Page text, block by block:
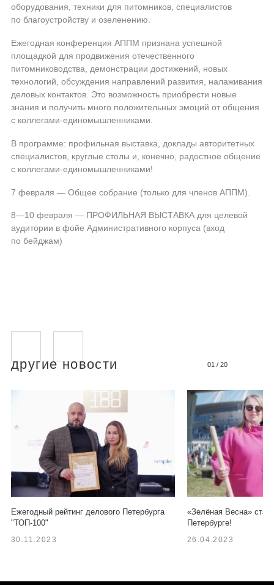
оборудования, техники для питомников, специалистов
по благоустройству и озеленению.
Ежегодная конференция АППМ признана успешной
площадкой для продвижения отечественного
питомниководства, демонстрации достижений, новых
технологий, обсуждения направлений развития, налаживания
деловых контактов. Это возможность приобрести новые
знания и получить много положительных эмоций от общения
с коллегами-единомышленниками
В программе: профильная выставка, доклады авторитетных
специалистов, круглые столы и, конечно, радостное общение
с коллегами-единомышленниками!
7 февраля — Общее собрание (только для членов АППМ).
8—10 февраля — ПРОФИЛЬНАЯ ВЫСТАВКА для целевой
аудитории в фойе Административного корпуса (вход
по бейджам)
другие новости 01 / 20
Ежегодный рейтинг делового Петербурга
"ТОП-100"
30.11.2023
«Зелёная Весна»
Петербурге!
26.04.2023